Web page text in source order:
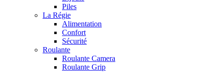
Piles
La Régie
Alimentation
Confort
Sécurité
Roulante
Roulante Camera
Roulante Grip